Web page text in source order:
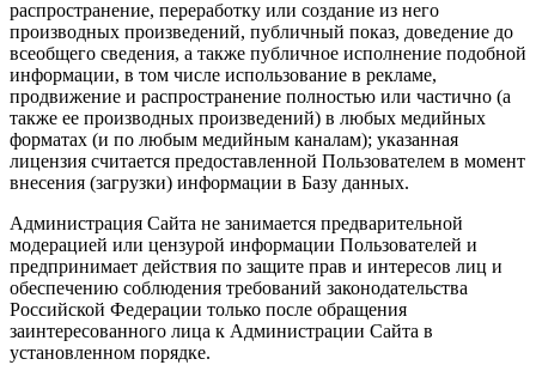
распространение, переработку или создание из него
производных произведений, публичный показ, доведение до
всеобщего сведения, а также публичное исполнение подобной
информации, в том числе использование в рекламе,
продвижение и распространение полностью или частично (а
также ее производных произведений) в любых медийных
форматах (и по любым медийным каналам); указанная
лицензия считается предоставленной Пользователем в момент
внесения (загрузки) информации в Базу данных.
Администрация Сайта не занимается предварительной
модерацией или цензурой информации Пользователей и
предпринимает действия по защите прав и интересов лиц и
обеспечению соблюдения требований законодательства
Российской Федерации только после обращения
заинтересованного лица к Администрации Сайта в
установленном порядке.